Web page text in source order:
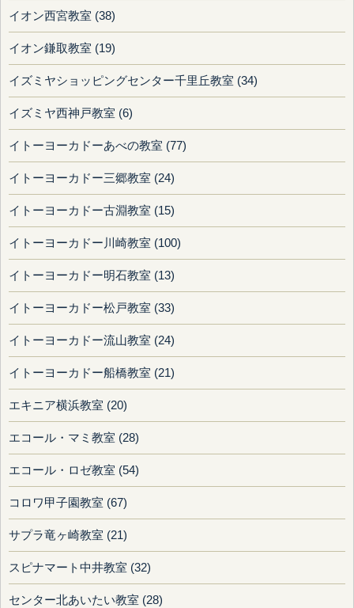
イオン西宮教室 (38)
イオン鎌取教室 (19)
イズミヤショッピングセンター千里丘教室 (34)
イズミヤ西神戸教室 (6)
イトーヨーカドーあべの教室 (77)
イトーヨーカドー三郷教室 (24)
イトーヨーカドー古淵教室 (15)
イトーヨーカドー川崎教室 (100)
イトーヨーカドー明石教室 (13)
イトーヨーカドー松戸教室 (33)
イトーヨーカドー流山教室 (24)
イトーヨーカドー船橋教室 (21)
エキニア横浜教室 (20)
エコール・マミ教室 (28)
エコール・ロゼ教室 (54)
コロワ甲子園教室 (67)
サプラ竜ヶ崎教室 (21)
スピナマート中井教室 (32)
センター北あいたい教室 (28)